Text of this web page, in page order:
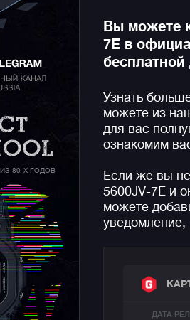
80-Х ГОДОВ
Вы можете
7E в
Узнать
можете из
для вас
ознакомим
Если же вы
5600JV-7E и
можете
уведомление,
ДАТА